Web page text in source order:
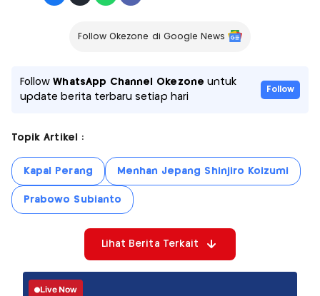
Follow Okezone di Google News
FollowWhatsApp Channel Okezone untuk
update berita terbaru setiap hari
Follow
Topik Artikel :
Kapal Perang Menhan Jepang Shinjiro Koizumi
Prabowo Subianto
Lihat Berita Terkait
Live Now